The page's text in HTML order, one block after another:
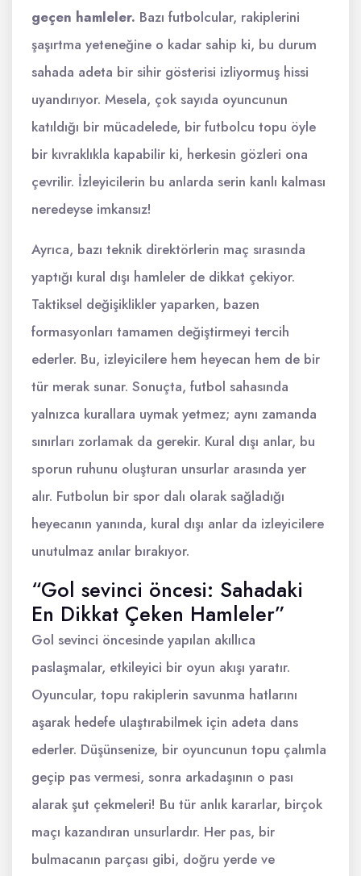
geçen hamleler. Bazı futbolcular, rakiplerini
şaşırtma yeteneğine o kadar sahip ki, bu durum
sahada adeta bir sihir gösterisi izliyormuş hissi
uyandırıyor. Mesela, çok sayıda oyuncunun
katıldığı bir mücadelede, bir futbolcu topu öyle
bir kıvraklıkla kapabilir ki, herkesin gözleri ona
çevrilir. İzleyicilerin bu anlarda serin kanlı kalması
neredeyse imkansız!
Ayrıca, bazı teknik direktörlerin maç sırasında
yaptığı kural dışı hamleler de dikkat çekiyor.
Taktiksel değişiklikler yaparken, bazen
formasyonları tamamen değiştirmeyi tercih
ederler. Bu, izleyicilere hem heyecan hem de bir
tür merak sunar. Sonuçta, futbol sahasında
yalnızca kurallara uymak yetmez; aynı zamanda
sınırları zorlamak da gerekir. Kural dışı anlar, bu
sporun ruhunu oluşturan unsurlar arasında yer
alır. Futbolun bir spor dalı olarak sağladığı
heyecanın yanında, kural dışı anlar da izleyicilere
unutulmaz anılar bırakıyor.
“Gol sevinci öncesi: Sahadaki
En Dikkat Çeken Hamleler”
Gol sevinci öncesinde yapılan akıllıca
paslaşmalar, etkileyici bir oyun akışı yaratır.
Oyuncular, topu rakiplerin savunma hatlarını
aşarak hedefe ulaştırabilmek için adeta dans
ederler. Düşünsenize, bir oyuncunun topu çalımla
geçip pas vermesi, sonra arkadaşının o pası
alarak şut çekmeleri! Bu tür anlık kararlar, birçok
maçı kazandıran unsurlardır. Her pas, bir
bulmacanın parçası gibi, doğru yerde ve